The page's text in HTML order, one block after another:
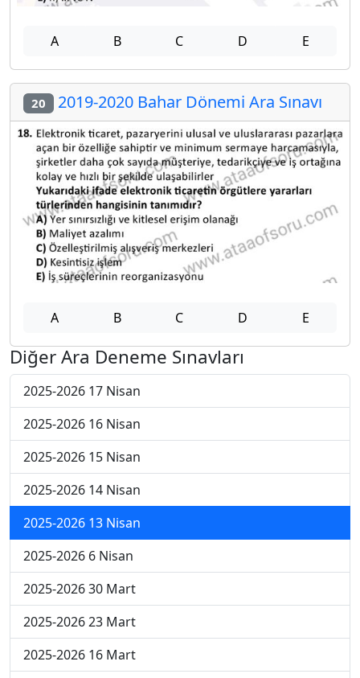
A B C D E
20 2019-2020 Bahar Dönemi Ara Sınavı
A B C D E
Diğer Ara Deneme Sınavları
2025-2026 17 Nisan
2025-2026 16 Nisan
2025-2026 15 Nisan
2025-2026 14 Nisan
2025-2026 13 Nisan
2025-2026 6 Nisan
2025-2026 30 Mart
2025-2026 23 Mart
2025-2026 16 Mart